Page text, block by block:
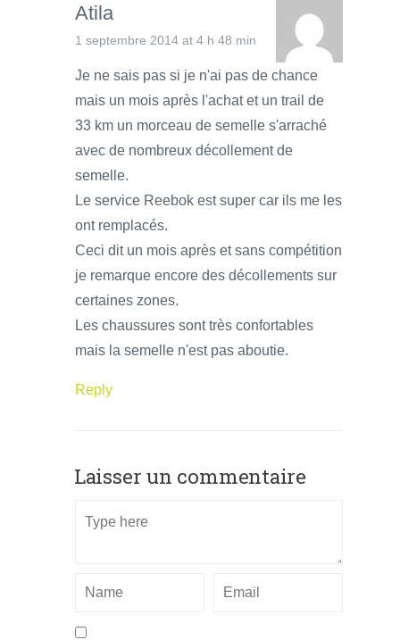
Atila
1 septembre 2014 at 4 h 48 min
Je ne sais pas si je n'ai pas de chance
mais un mois après l'achat et un trail de
33 km un morceau de semelle s'arraché
avec de nombreux décollement de
semelle.
Le service Reebok est super car ils me les
ont remplacés.
Ceci dit un mois après et sans compétition
je remarque encore des décollements sur
certaines zones.
Les chaussures sont très confortables
mais la semelle n'est pas aboutie.
Reply
Laisser un commentaire